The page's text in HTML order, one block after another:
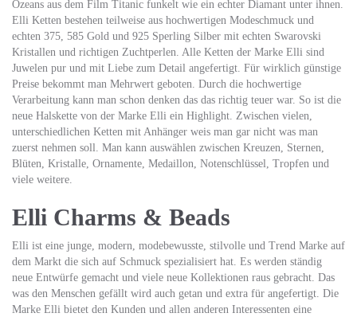
Ozeans aus dem Film Titanic funkelt wie ein echter Diamant unter ihnen.
Elli Ketten bestehen teilweise aus hochwertigen Modeschmuck und
echten 375, 585 Gold und 925 Sperling Silber mit echten Swarovski
Kristallen und richtigen Zuchtperlen. Alle Ketten der Marke Elli sind
Juwelen pur und mit Liebe zum Detail angefertigt. Für wirklich günstige
Preise bekommt man Mehrwert geboten. Durch die hochwertige
Verarbeitung kann man schon denken das das richtig teuer war. So ist die
neue Halskette von der Marke Elli ein Highlight. Zwischen vielen,
unterschiedlichen Ketten mit Anhänger weis man gar nicht was man
zuerst nehmen soll. Man kann auswählen zwischen Kreuzen, Sternen,
Blüten, Kristalle, Ornamente, Medaillon, Notenschlüssel, Tropfen und
viele weitere.
Elli Charms & Beads
Elli ist eine junge, modern, modebewusste, stilvolle und Trend Marke auf
dem Markt die sich auf Schmuck spezialisiert hat. Es werden ständig
neue Entwürfe gemacht und viele neue Kollektionen raus gebracht. Das
was den Menschen gefällt wird auch getan und extra für angefertigt. Die
Marke Elli bietet den Kunden und allen anderen Interessenten eine